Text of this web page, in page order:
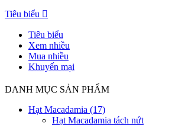
Tiêu biểu 
Tiêu biểu
Xem nhiều
Mua nhiều
Khuyến mại
DANH MỤC SẢN PHẨM
Hạt Macadamia (17)
Hạt Macadamia tách nứt